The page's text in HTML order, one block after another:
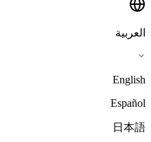
العربية
English
Español
日本語